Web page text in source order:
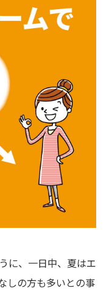
に、一日中、夏はエ
しの方も多いとの事